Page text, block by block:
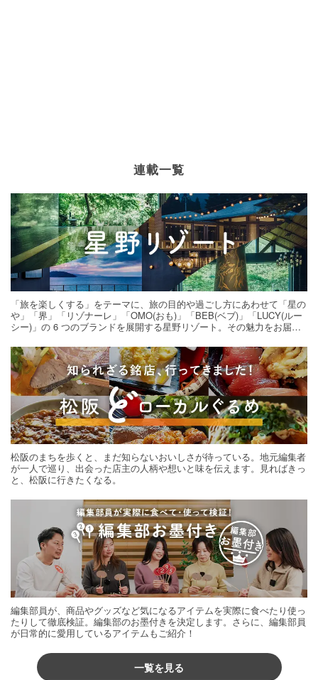
連載一覧
「旅を楽しくする」をテーマに、旅の目的や過ごし方にあわせて「星の
や」「界」「リゾナーレ」「OMO(おも)」「BEB(ベブ)」「LUCY(ルー
シー)」の 6 つのブランドを展開する星野リゾート。その魅力をお届け
松阪のまちを歩くと、まだ知らないおいしさが待っている。地元編集者
が一人で巡り、出会った店主の人柄や想いと味を伝えます。見ればきっ
と、松阪に行きたくなる。
編集部員が、商品やグッズなど気になるアイテムを実際に食べたり使っ
たりして徹底検証。編集部のお墨付きを決定します。さらに、編集部員
が日常的に愛用しているアイテムもご紹介！
一覧を見る